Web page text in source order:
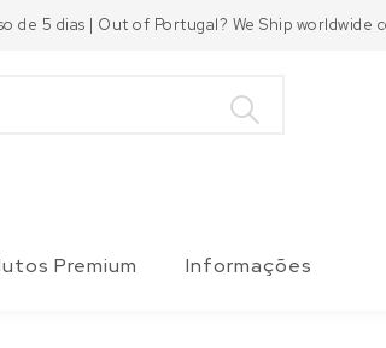
de 5 dias | Out of Portugal? We Ship
Premium Informações